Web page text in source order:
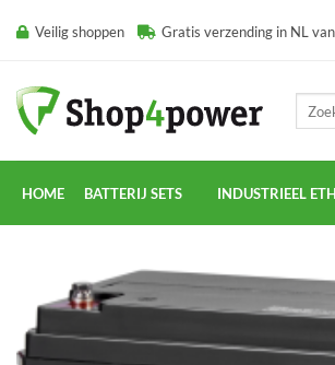
naar Veilig shoppen Gratis verzending in NL
HOME BATTERIJ SETS INDUSTRIEEL